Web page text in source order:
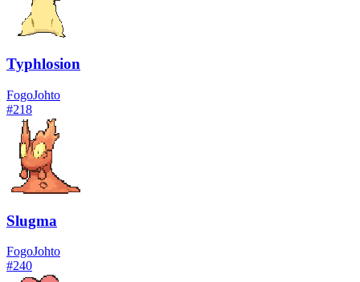
Typhlosion
FogoJohto
#218
Slugma
FogoJohto
#240